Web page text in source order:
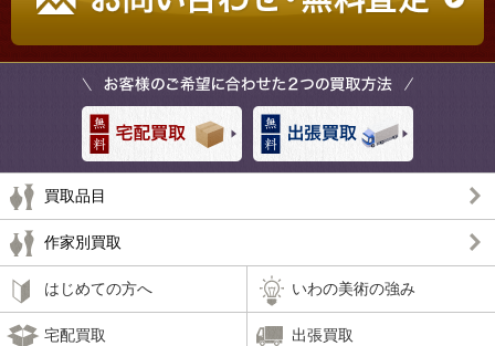
買取品目
作家別買取
はじめての方へ いわの美術の強み
宅配買取 出張買取